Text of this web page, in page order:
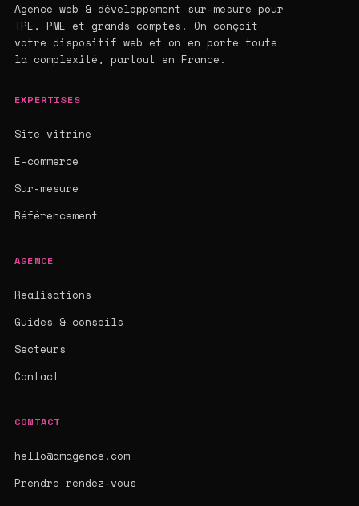
Agence web & développement sur-mesure pour
TPE, PME et grands comptes. On conçoit
votre dispositif web et on en porte toute
la complexité, partout en France.
EXPERTISES
Site vitrine
E-commerce
Sur-mesure
Référencement
AGENCE
Réalisations
Guides & conseils
Secteurs
Contact
CONTACT
hello@amagence.com
Prendre rendez-vous